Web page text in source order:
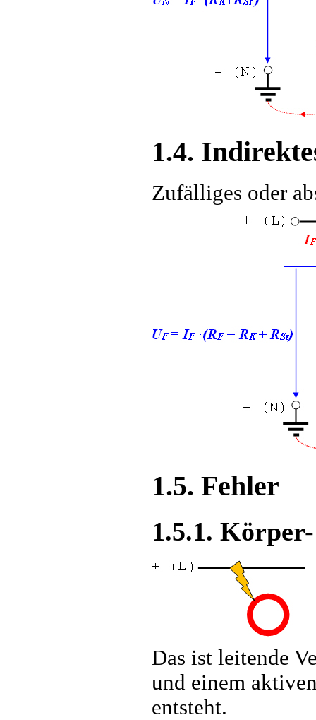
1.4.
Zufälliges oder
1.5. Fehler
1.5.1.
Das ist leitende
und einem
entsteht.